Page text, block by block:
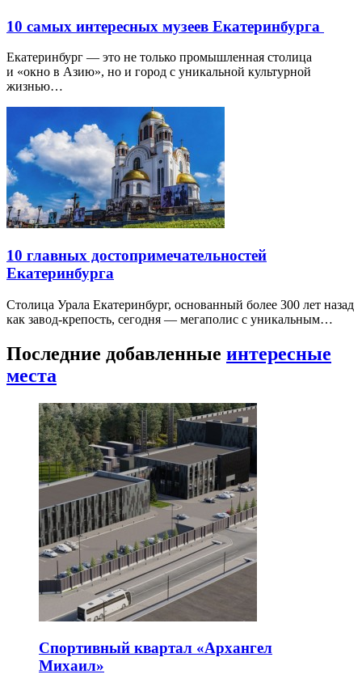
10 самых интересных музеев Екатеринбурга
Екатеринбург — это не только промышленная столица
и «окно в Азию», но и город с уникальной культурной
жизнью…
10 главных достопримечательностей
Екатеринбурга
Столица Урала Екатеринбург, основанный более 300 лет назад
как завод-крепость, сегодня — мегаполис с уникальным…
Последние добавленные интересные
места
Спортивный квартал «Архангел
Михаил»